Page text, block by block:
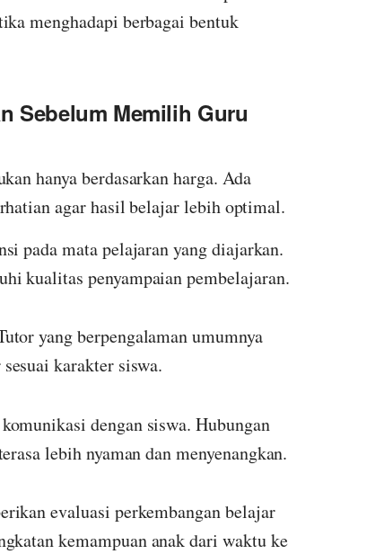
menghadapi berbagai bentuk
Sebelum Memilih Guru
hanya berdasarkan harga. Ada
agar hasil belajar lebih optimal.
pada mata pelajaran yang diajarkan.
kualitas penyampaian pembelajaran.
yang berpengalaman umumnya
karakter siswa.
dengan siswa. Hubungan
lebih nyaman dan menyenangkan.
evaluasi perkembangan belajar
kemampuan anak dari waktu ke